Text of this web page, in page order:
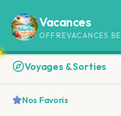
Vacances
OFFREVACANCES.BE
Voyages & Sorties
Nos Favoris